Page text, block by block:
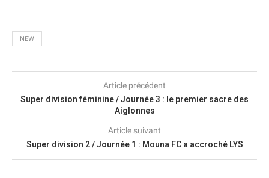
NEW
Article précédent
Super division féminine / Journée 3 : le premier sacre des
Aiglonnes
Article suivant
Super division 2 / Journée 1 : Mouna FC a accroché LYS